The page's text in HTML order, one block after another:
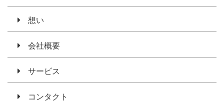
想い
会社概要
サービス
コンタクト